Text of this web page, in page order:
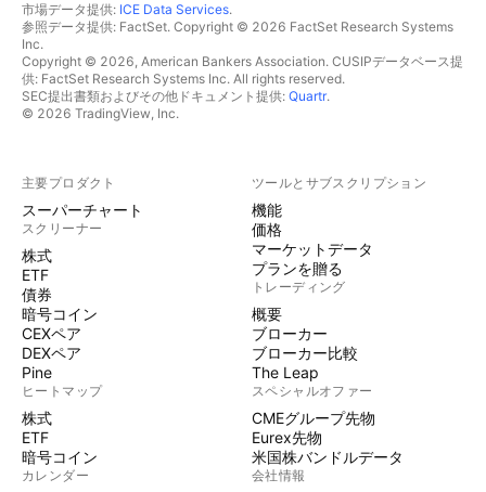
市場データ提供: ICE Data Services.
参照データ提供: FactSet. Copyright © 2026 FactSet Research Systems
Inc.
Copyright © 2026, American Bankers Association. CUSIPデータベース提
供: FactSet Research Systems Inc. All rights reserved.
SEC提出書類およびその他ドキュメント提供: Quartr.
© 2026 TradingView, Inc.
主要プロダクト
スーパーチャート
スクリーナー
株式
ETF
債券
暗号コイン
CEXペア
DEXペア
Pine
ヒートマップ
株式
ETF
暗号コイン
カレンダー
ツールとサブスクリプション
機能
価格
マーケットデータ
プランを贈る
トレーディング
概要
ブローカー
ブローカー比較
The Leap
スペシャルオファー
CMEグループ先物
Eurex先物
米国株バンドルデータ
会社情報